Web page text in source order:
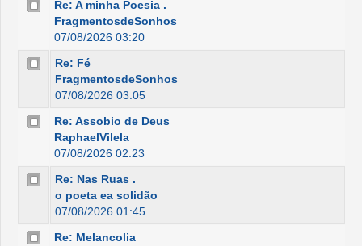
Re: A minha Poesia .
FragmentosdeSonhos
07/08/2026 03:20
Re: Fé
FragmentosdeSonhos
07/08/2026 03:05
Re: Assobio de Deus
RaphaelVilela
07/08/2026 02:23
Re: Nas Ruas .
o poeta ea solidão
07/08/2026 01:45
Re: Melancolia